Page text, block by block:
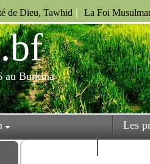
de Dieu, Tawhid | La Foi
au Burkina
Les